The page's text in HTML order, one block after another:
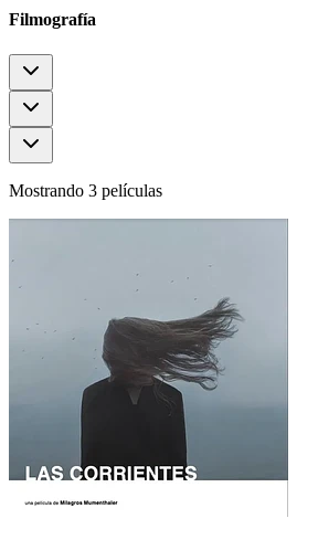
Filmografía
Mostrando 3 películas